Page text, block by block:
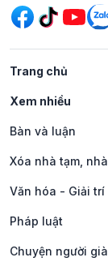
Trang chủ
Xem nhiều
Bàn và luận
Xóa nhà tạm,
Văn hóa - Giải trí
Pháp luật
Chuyện người già